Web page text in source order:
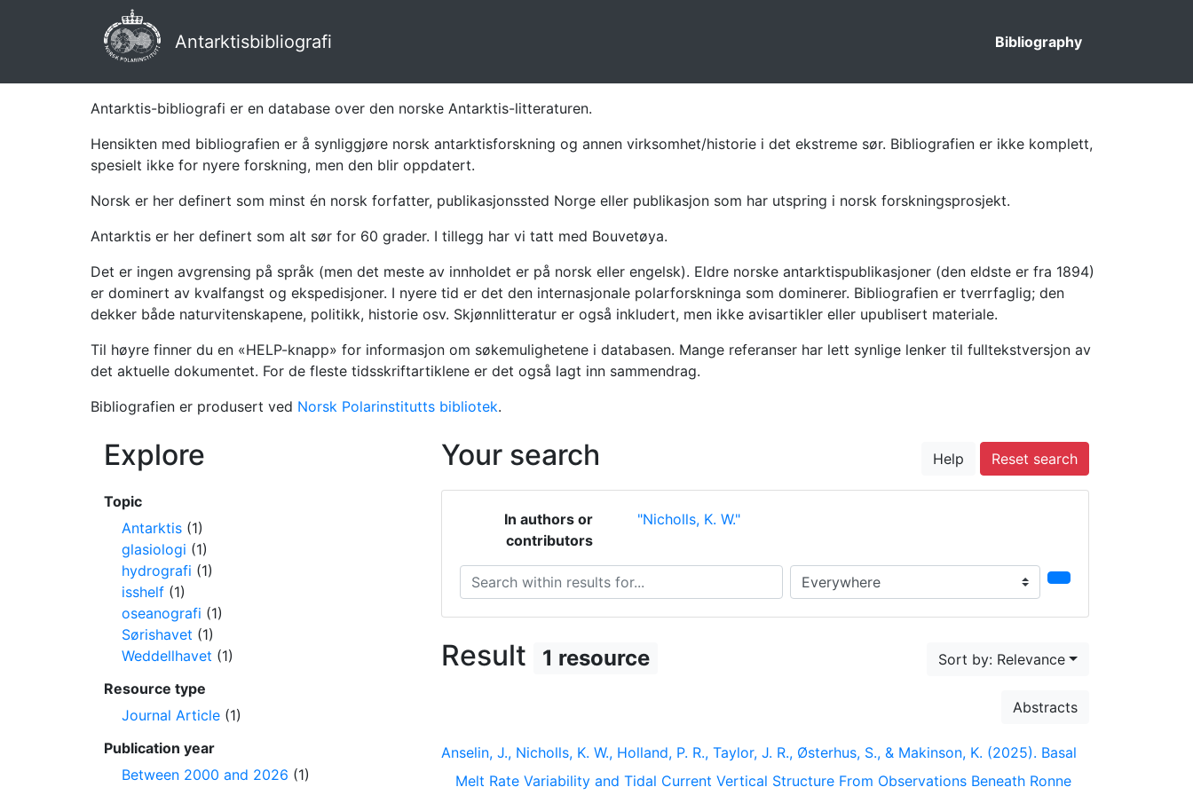
Antarktisbibliografi Bibliography
Antarktis-bibliografi er en database over den norske Antarktis-litteraturen.
Hensikten med bibliografien er å synliggjøre norsk antarktisforskning og annen virksomhet/historie i det ekstreme sør. Bibliografien er ikke komplett,
spesielt ikke for nyere forskning, men den blir oppdatert.
Norsk er her definert som minst én norsk forfatter, publikasjonssted Norge eller publikasjon som har utspring i norsk forskningsprosjekt.
Antarktis er her definert som alt sør for 60 grader. I tillegg har vi tatt med Bouvetøya.
Det er ingen avgrensing på språk (men det meste av innholdet er på norsk eller engelsk). Eldre norske antarktispublikasjoner (den eldste er fra 1894)
er dominert av kvalfangst og ekspedisjoner. I nyere tid er det den internasjonale polarforskninga som dominerer. Bibliografien er tverrfaglig; den
dekker både naturvitenskapene, politikk, historie osv. Skjønnlitteratur er også inkludert, men ikke avisartikler eller upublisert materiale.
Til høyre finner du en «HELP-knapp» for informasjon om søkemulighetene i databasen. Mange referanser har lett synlige lenker til fulltekstversjon av
det aktuelle dokumentet. For de fleste tidsskriftartiklene er det også lagt inn sammendrag.
Bibliografien er produsert ved Norsk Polarinstitutts bibliotek.
Your search Help Reset search
In authors or
contributors
"Nicholls, K. W."
Search within results for... Search in...
Result 1 resource Sort by: Relevance
Abstracts
Anselin, J., Nicholls, K. W., Holland, P. R., Taylor, J. R., Østerhus, S., & Makinson, K. (2025). Basal
Melt Rate Variability and Tidal Current Vertical Structure From Observations Beneath Ronne
Explore
Topic
Antarktis (1)
glasiologi (1)
hydrografi (1)
isshelf (1)
oseanografi (1)
Sørishavet (1)
Weddellhavet (1)
Resource type
Journal Article (1)
Publication year
Between 2000 and 2026 (1)